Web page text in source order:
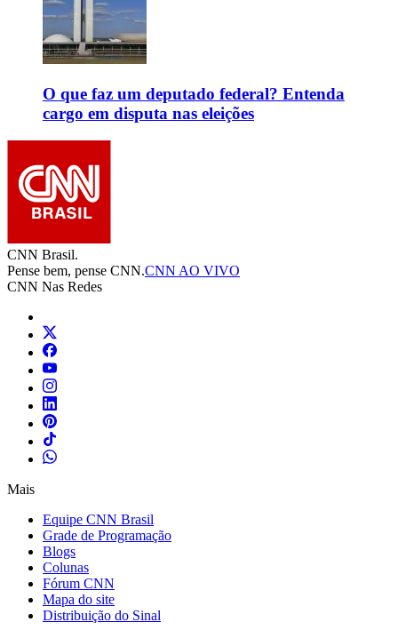
O que faz um deputado federal? Entenda
cargo em disputa nas eleições
CNN Brasil.
Pense bem, pense CNN.CNN AO VIVO
CNN Nas Redes
Mais
Equipe CNN Brasil
Grade de Programação
Blogs
Colunas
Fórum CNN
Mapa do site
Distribuição do Sinal